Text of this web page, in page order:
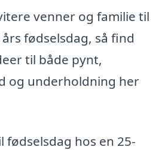
venner og familie til
fødselsdag, så find
til både pynt,
og underholdning her
fødselsdag hos en 25-